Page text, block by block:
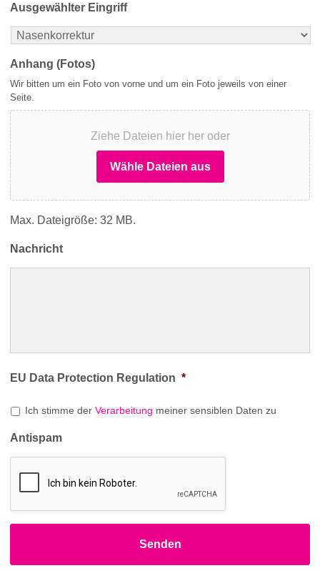
Ausgewählter Eingriff
Anhang (Fotos)
Wir bitten um ein Foto von vorne und um ein Foto jeweils von einer
Seite.
Ziehe Dateien hier her oder
Wähle Dateien aus
Max. Dateigröße: 32 MB.
Nachricht
EU Data Protection Regulation *
Ich stimme der Verarbeitung meiner sensiblen Daten zu
Antispam